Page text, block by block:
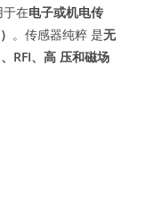
于在电子或机电传
。传感器纯粹 是无
RFI、高 压和磁场